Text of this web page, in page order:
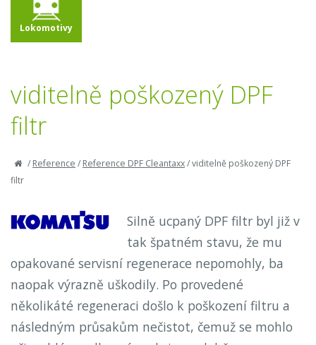
Lokomotivy
viditelně poškozený DPF
filtr
/Reference /Reference DPF Cleantaxx/viditelně poškozený DPF
filtr
Silně ucpaný DPF filtr byl již v
tak špatném stavu, že mu
opakované servisní regenerace nepomohly, ba
naopak výrazně uškodily. Po provedené
několikáté regeneraci došlo k poškození filtru a
následným průsakům nečistot, čemuž se mohlo